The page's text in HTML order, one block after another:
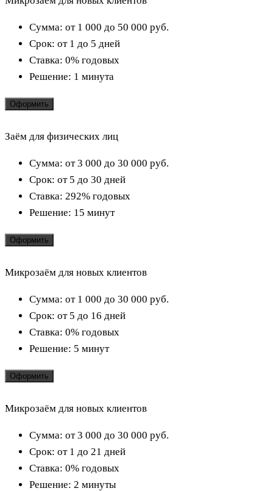
Сумма: от 1 000 до 50 000 руб.
Срок: от 1 до 5 дней
Ставка: 0% годовых
Решение: 1 минута
Оформить
Заём для физических лиц
Сумма: от 3 000 до 30 000 руб.
Срок: от 5 до 30 дней
Ставка: 292% годовых
Решение: 15 минут
Оформить
Микрозаём для новых клиентов
Сумма: от 1 000 до 30 000 руб.
Срок: от 5 до 16 дней
Ставка: 0% годовых
Решение: 5 минут
Оформить
Микрозаём для новых клиентов
Сумма: от 3 000 до 30 000 руб.
Срок: от 1 до 21 дней
Ставка: 0% годовых
Решение: 2 минуты